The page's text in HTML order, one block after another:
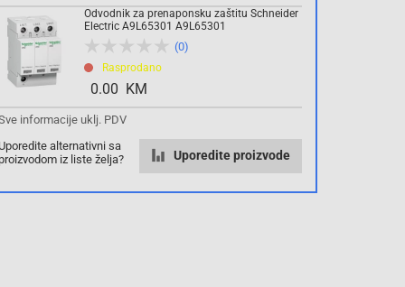
Odvodnik za prenaponsku zaštitu Schneider
Electric A9L65301 A9L65301
(0)
Rasprodano
0.00 KM
informacije uklj. PDV
alternativni sa
iz liste želja?
Uporedite proizvode